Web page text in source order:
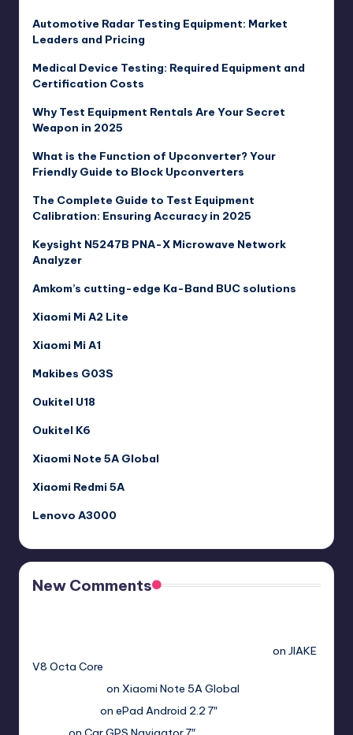
Automotive Radar Testing Equipment: Market
Leaders and Pricing
Medical Device Testing: Required Equipment and
Certification Costs
Why Test Equipment Rentals Are Your Secret
Weapon in 2025
What is the Function of Upconverter? Your
Friendly Guide to Block Upconverters
The Complete Guide to Test Equipment
Calibration: Ensuring Accuracy in 2025
Keysight N5247B PNA-X Microwave Network
Analyzer
Amkom’s cutting-edge Ka-Band BUC solutions
Xiaomi Mi A2 Lite
Xiaomi Mi A1
Makibes G03S
Oukitel U18
Oukitel K6
Xiaomi Note 5A Global
Xiaomi Redmi 5A
Lenovo A3000
New Comments
on JIAKE
V8 Octa Core
on Xiaomi Note 5A Global
on ePad Android 2.2 7″